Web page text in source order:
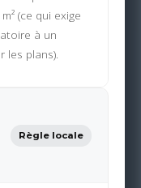
(ce qui exige
à un
les plans).
Règle locale